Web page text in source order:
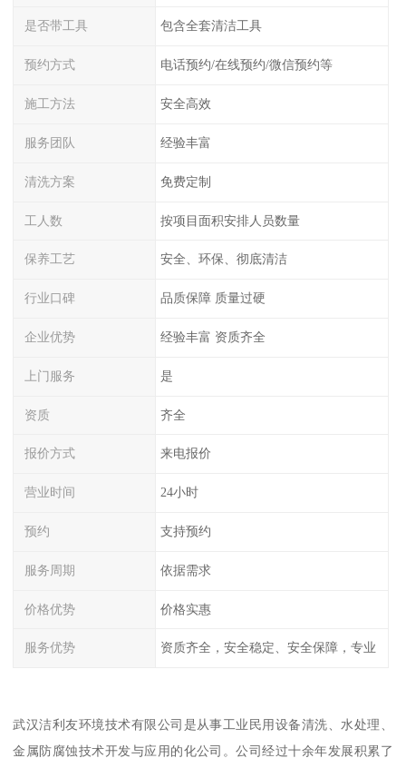
是否带工具 包含全套清洁工具
预约方式 电话预约/在线预约/微信预约等
施工方法 安全高效
服务团队 经验丰富
清洗方案 免费定制
工人数 按项目面积安排人员数量
保养工艺 安全、环保、彻底清洁
行业口碑 品质保障 质量过硬
企业优势 经验丰富 资质齐全
上门服务 是
资质 齐全
报价方式 来电报价
营业时间 24小时
预约 支持预约
服务周期 依据需求
价格优势 价格实惠
服务优势 资质齐全，安全稳定、安全保障，专业
武汉洁利友环境技术有限公司是从事工业民用设备清洗、水处理、
金属防腐蚀技术开发与应用的化公司。公司经过十余年发展积累了